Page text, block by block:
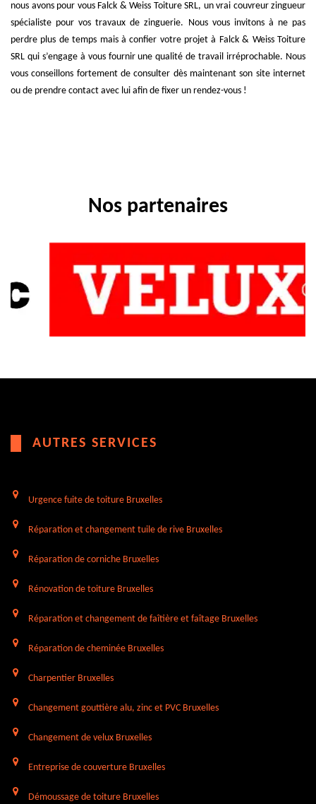
nous avons pour vous Falck & Weiss Toiture SRL, un vrai couvreur zingueur
spécialiste pour vos travaux de zinguerie. Nous vous invitons à ne pas
perdre plus de temps mais à confier votre projet à Falck & Weiss Toiture
SRL qui s’engage à vous fournir une qualité de travail irréprochable. Nous
vous conseillons fortement de consulter dès maintenant son site internet
ou de prendre contact avec lui afin de fixer un rendez-vous !
Nos partenaires
AUTRES SERVICES
Urgence fuite de toiture Bruxelles
Réparation et changement tuile de rive Bruxelles
Réparation de corniche Bruxelles
Rénovation de toiture Bruxelles
Réparation et changement de faîtière et faîtage Bruxelles
Réparation de cheminée Bruxelles
Charpentier Bruxelles
Changement gouttière alu, zinc et PVC Bruxelles
Changement de velux Bruxelles
Entreprise de couverture Bruxelles
Démoussage de toiture Bruxelles